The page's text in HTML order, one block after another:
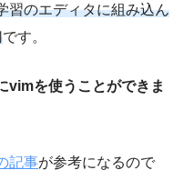
習のエディタに組み込ん
です。
vimを使うことができま
記事が参考になるので